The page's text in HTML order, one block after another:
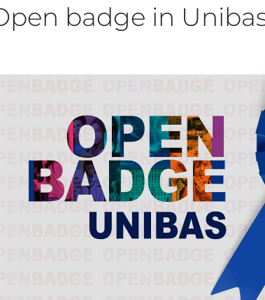
badge in